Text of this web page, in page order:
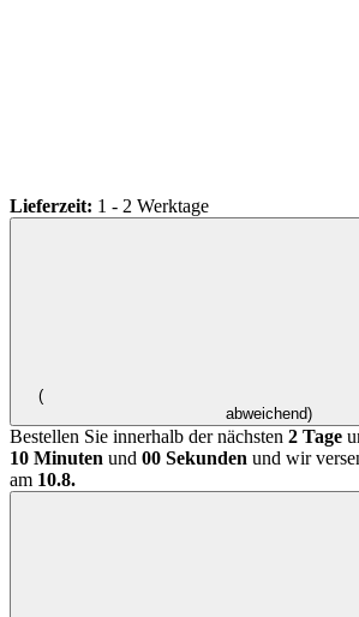
Lieferzeit: 1 - 2 Werktage
(
abweichend)
Bestellen Sie innerhalb der nächsten 2 Tage
10 Minuten und 00 Sekunden und wir
am 10.8.